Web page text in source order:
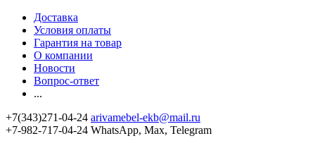
Доставка
Условия оплаты
Гарантия на товар
О компании
Новости
Вопрос-ответ
...
+7(343)271-04-24 arivamebel-ekb@mail.ru
+7-982-717-04-24 WhatsApp, Max, Telegram